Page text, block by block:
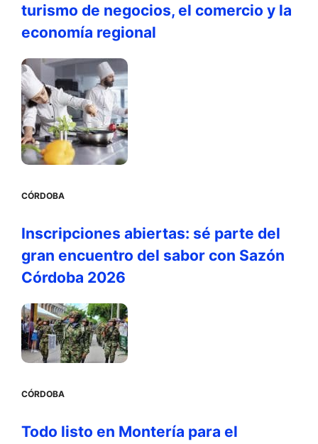
turismo de negocios, el comercio y la
economía regional
CÓRDOBA
Inscripciones abiertas: sé parte del
gran encuentro del sabor con Sazón
Córdoba 2026
CÓRDOBA
Todo listo en Montería para el